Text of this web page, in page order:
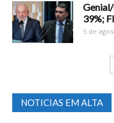
39%;
5 de
NOTICIAS EM ALTA